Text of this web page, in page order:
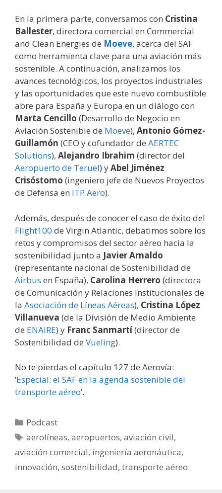
En la primera parte, conversamos con Cristina
Ballester, directora comercial en Commercial
and Clean Energies de Moeve, acerca del SAF
como herramienta clave para una aviación más
sostenible. A continuación, analizamos los
avances tecnológicos, los proyectos industriales
y las oportunidades que este nuevo combustible
abre para España y Europa en un diálogo con
Marta Cencillo (Desarrollo de Negocio en
Aviación Sostenible de Moeve), Antonio Gómez-
Guillamón (CEO y cofundador de AERTEC
Solutions), Alejandro Ibrahim (director del
Aeropuerto de Teruel) yAbel Jiménez
Crisóstomo (ingeniero jefe de Nuevos Proyectos
de Defensa en ITP Aero).
Además, después de conocer el caso de éxito del
Flight100 de Virgin Atlantic, debatimos sobre los
retos y compromisos del sector aéreo hacia la
sostenibilidad junto a Javier Arnaldo
(representante nacional de Sostenibilidad de
Airbus en España), Carolina Herrero (directora
de Comunicación y Relaciones Institucionales de
la Asociación de Líneas Aéreas), Cristina López
Villanueva (de la División de Medio Ambiente
de ENAIRE) y Franc Sanmartí(director de
Sostenibilidad de Vueling).
No te pierdas el capítulo 127 de Aerovía:
‘Especial: el SAF en la agenda sostenible del
transporte aéreo’.
Categorías
Podcast
Etiquetas
aerolíneas,aeropuertos,aviación civil,
aviación comercial, ingeniería aeronáutica,
innovación, sostenibilidad, transporte aéreo